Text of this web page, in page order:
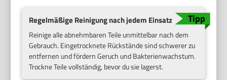
Regelmäßige Reinigung nach jedem Einsatz
Reinige alle abnehmbaren Teile unmittelbar nach dem
Gebrauch. Eingetrocknete Rückstände sind schwerer zu
entfernen und fördern Geruch und Bakterienwachstum.
Trockne Teile vollständig, bevor du sie lagerst.